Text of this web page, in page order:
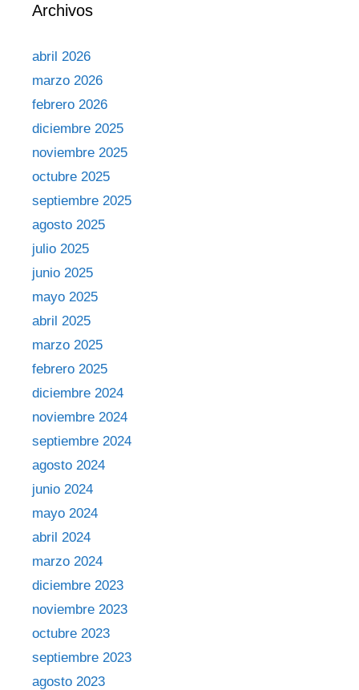
Archivos
abril 2026
marzo 2026
febrero 2026
diciembre 2025
noviembre 2025
octubre 2025
septiembre 2025
agosto 2025
julio 2025
junio 2025
mayo 2025
abril 2025
marzo 2025
febrero 2025
diciembre 2024
noviembre 2024
septiembre 2024
agosto 2024
junio 2024
mayo 2024
abril 2024
marzo 2024
diciembre 2023
noviembre 2023
octubre 2023
septiembre 2023
agosto 2023